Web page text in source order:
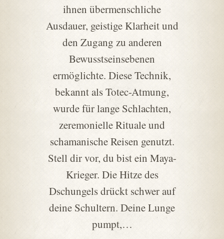
ihnen übermenschliche
Ausdauer, geistige Klarheit und
den Zugang zu anderen
Bewusstseinsebenen
ermöglichte. Diese Technik,
bekannt als Totec-Atmung,
wurde für lange Schlachten,
zeremonielle Rituale und
schamanische Reisen genutzt.
Stell dir vor, du bist ein Maya-
Krieger. Die Hitze des
Dschungels drückt schwer auf
deine Schultern. Deine Lunge
pumpt,…